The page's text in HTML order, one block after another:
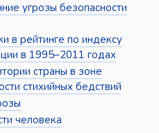
угрозы безопасности
в рейтинге по индексу
в 1995–2011 годах
страны в зоне
стихийных бедствий
человека